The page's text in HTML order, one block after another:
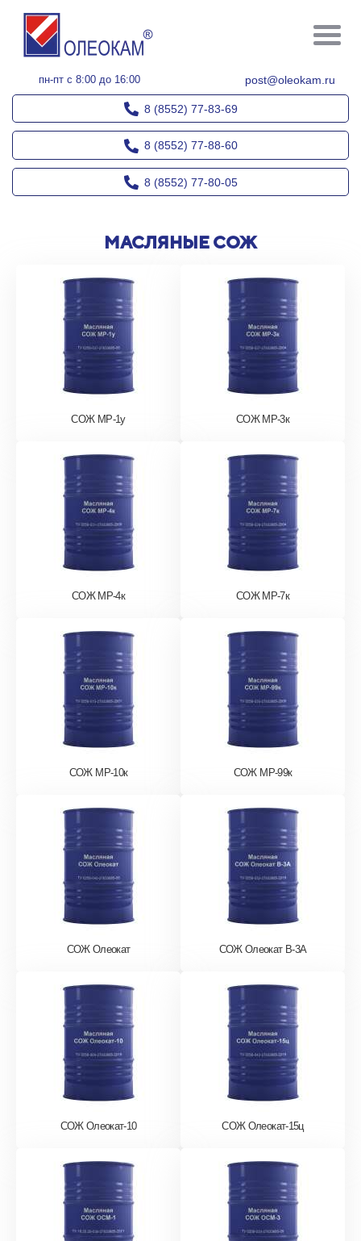
пн-пт с 8:00 до 16:00 post@oleokam.ru
8 (8552) 77-83-69
8 (8552) 77-88-60
8 (8552) 77-80-05
МАСЛЯНЫЕ СОЖ
СОЖ МР-1у СОЖ МР-3к
СОЖ МР-4к СОЖ МР-7к
СОЖ МР-10к СОЖ МР-99к
СОЖ Олеокат СОЖ Олеокат В-3А
СОЖ Олеокат-10 СОЖ Олеокат-15ц